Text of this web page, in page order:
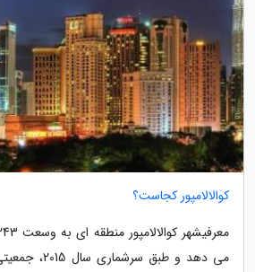
کوالالامپور کجاست؟